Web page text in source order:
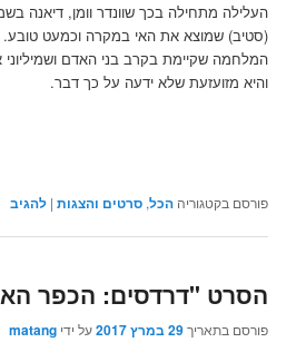
העלילה מתחילה בכך שוונדר וומן, דיאנה
(סטיב) שמוצא את האי במקרה וכמעט
המלחמה שקיימת בקרב בני האדם
והיא מזועזעת שלא ידעה על כך דבר.
פורסם בקטגוריה הכל,סרטים והצגות |להגיב
הסרט "דרדסים: הכפר
פורסם בתאריך29 במרץ 2017 על ידיmatang